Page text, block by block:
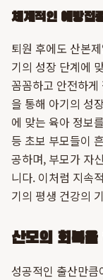
체계적인 예방접
퇴원 후에도 산본
기의 성장 단계에
꼼꼼하고 안전하
을 통해 아기의 성
에 맞는 육아 정보
등 초보 부모들이
공하며, 부모가 자
니다. 이처럼 지속
기의 평생 건강의
산모의 회복을
성공적인 출산만큼